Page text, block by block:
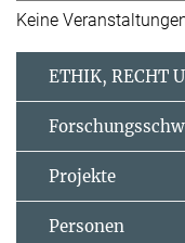
Keine
ETHIK, RECHT
Projekte
Personen